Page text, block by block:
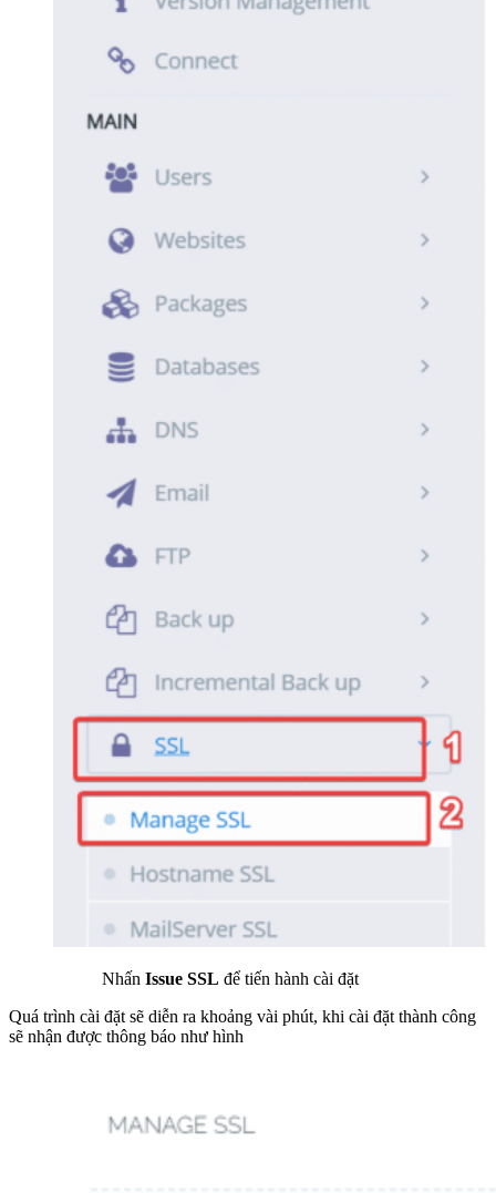
Nhấn Issue SSL để tiến hành cài đặt
Quá trình cài đặt sẽ diễn ra khoảng vài phút, khi cài đặt thành công
sẽ nhận được thông báo như hình